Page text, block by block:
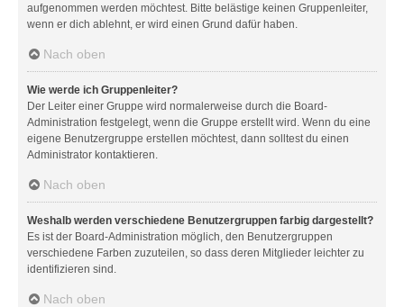
aufgenommen werden möchtest. Bitte belästige keinen Gruppenleiter,
wenn er dich ablehnt, er wird einen Grund dafür haben.
Nach oben
Wie werde ich Gruppenleiter?
Der Leiter einer Gruppe wird normalerweise durch die Board-
Administration festgelegt, wenn die Gruppe erstellt wird. Wenn du eine
eigene Benutzergruppe erstellen möchtest, dann solltest du einen
Administrator kontaktieren.
Nach oben
Weshalb werden verschiedene Benutzergruppen farbig dargestellt?
Es ist der Board-Administration möglich, den Benutzergruppen
verschiedene Farben zuzuteilen, so dass deren Mitglieder leichter zu
identifizieren sind.
Nach oben